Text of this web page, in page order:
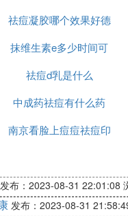
清洁，确保肌肤没有
，所以防晒工作要
小时还要补擦一次
品
祛痘凝胶哪个效果好德
国
抹维生素e多少时间可
以祛痘坑
祛痘d乳是什么
中成药祛痘有什么药
南京看脸上痘痘祛痘印
发布：2023-08-31 22:01:08
发布：2023-08-31